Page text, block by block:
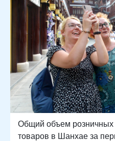
Общий объем розничных
товаров в Шанхае за